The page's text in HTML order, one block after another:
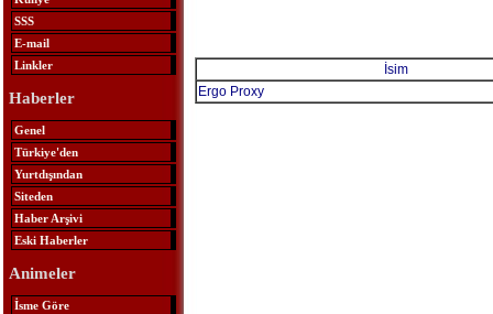
SSS
E-mail
Linkler
Haberler
Genel
Türkiye'den
Yurtdışından
Siteden
Haber Arşivi
Eski Haberler
Animeler
İsme Göre
İsim
Ergo Proxy